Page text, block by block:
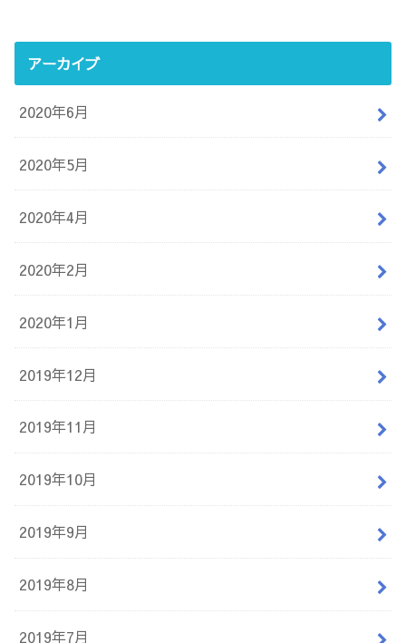
アーカイブ
2020年6月
2020年5月
2020年4月
2020年2月
2020年1月
2019年12月
2019年11月
2019年10月
2019年9月
2019年8月
2019年7月